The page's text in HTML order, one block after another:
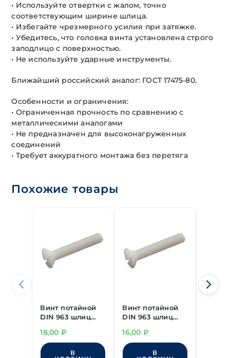
• Используйте отвертки с жалом, точно
соответствующим ширине шлица.
• Избегайте чрезмерного усилия при затяжке.
• Убедитесь, что головка винта установлена строго
заподлицо с поверхностью.
• Не используйте ударные инструменты.
Ближайший российский аналог: ГОСТ 17475-80.
Особенности и ограничения:
• Ограниченная прочность по сравнению с
металлическими аналогами
• Не предназначен для высоконагруженных
соединений
• Требует аккуратного монтажа без перетяга
Похожие товары
Винт потайной
DIN 963 шлиц
М6х30 мм
18,00 ₽
В
Винт потайной
DIN 963 шлиц
М6х16 мм
16,00 ₽
В